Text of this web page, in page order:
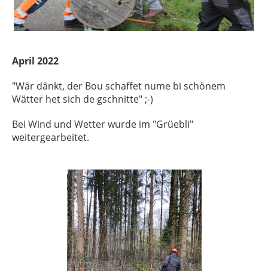
April 2022
"Wär dänkt, der Bou schaffet nume bi schönem
Wätter het sich de gschnitte" ;-)
Bei Wind und Wetter wurde im "Grüebli"
weitergearbeitet.